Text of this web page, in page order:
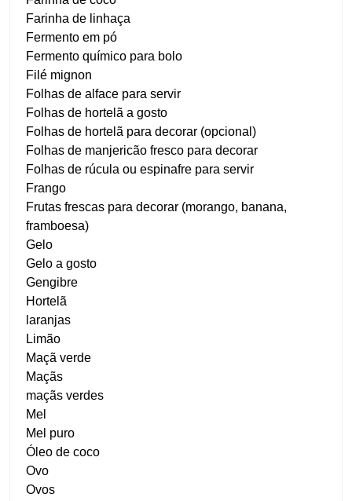
Farinha de linhaça
Fermento em pó
Fermento químico para bolo
Filé mignon
Folhas de alface para servir
Folhas de hortelã a gosto
Folhas de hortelã para decorar (opcional)
Folhas de manjericão fresco para decorar
Folhas de rúcula ou espinafre para servir
Frango
Frutas frescas para decorar (morango, banana,
framboesa)
Gelo
Gelo a gosto
Gengibre
Hortelã
laranjas
Limão
Maçã verde
Maçãs
maçãs verdes
Mel
Mel puro
Óleo de coco
Ovo
Ovos